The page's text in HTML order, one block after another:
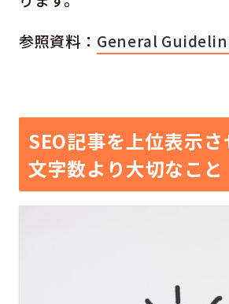
参照資料： General
SEO記事を上位表示
文字数より大切なこと